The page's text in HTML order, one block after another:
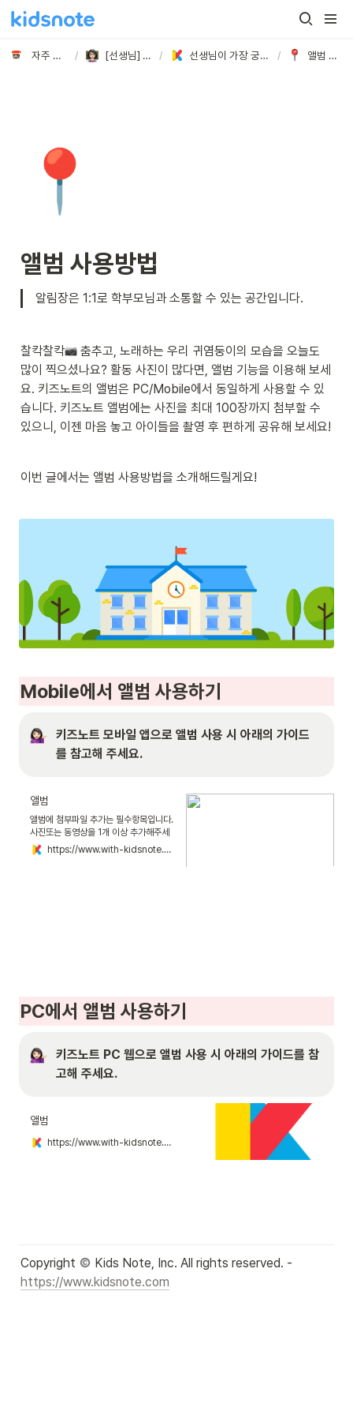
자주 묻는 질문 / [선생님] 궁금해요! / 선생님이 가장 궁금해 하시는 질문 BEST / 앨범 사용방법
📍
앨범 사용방법
알림장은 1:1로 학부모님과 소통할 수 있는 공간입니다.
찰칵찰칵
춤추고, 노래하는 우리 귀염둥이의 모습을 오늘도
많이 찍으셨나요? 활동 사진이 많다면, 앨범 기능을 이용해 보세
요. 키즈노트의 앨범은 PC/Mobile에서 동일하게 사용할 수 있
습니다. 키즈노트 앨범에는 사진을 최대 100장까지 첨부할 수
있으니, 이젠 마음 놓고 아이들을 촬영 후 편하게 공유해 보세요!
이번 글에서는 앨범 사용방법을 소개해드릴게요!
Mobile에서 앨범 사용하기
키즈노트 모바일 앱으로 앨범 사용 시 아래의 가이드
를 참고해 주세요.
앨범
앨범에 첨부파일 추가는 필수항목입니다.
사진또는 동영상을 1개 이상 추가해주세
요. - 사진 첨부 : 사진 최대 100장,
300MB 미만의 jpg, jpeg, png, gif,
https://www.with-kidsnote.com/guide/directoralbum
PC에서 앨범 사용하기
키즈노트 PC 웹으로 앨범 사용 시 아래의 가이드를 참
고해 주세요.
앨범
https://www.with-kidsnote.com/guide/directoralbum/app
Copyright
https://www.kidsnote.com